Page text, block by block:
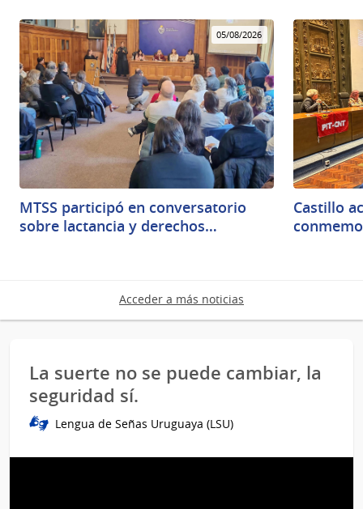
05/08/2026
MTSS participó en conversatorio
sobre lactancia y derechos…
Castillo
Acceder a más noticias
La suerte no se puede cambiar, la
seguridad sí.
Lengua de Señas Uruguaya (LSU)